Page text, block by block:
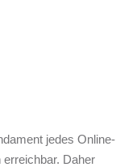
jedes Online-
Daher